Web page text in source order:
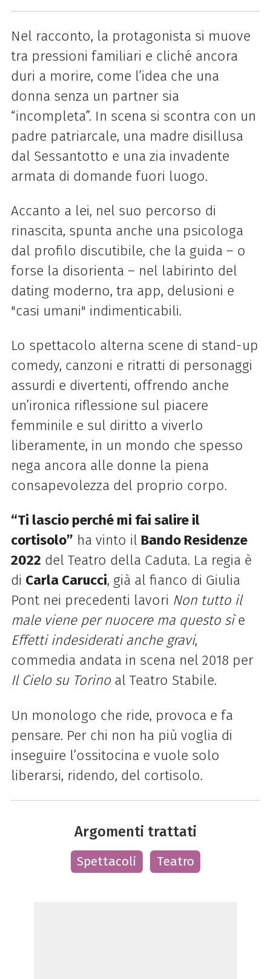
Nel racconto, la protagonista si muove
tra pressioni familiari e cliché ancora
duri a morire, come l’idea che una
donna senza un partner sia
“incompleta”. In scena si scontra con un
padre patriarcale, una madre disillusa
dal Sessantotto e una zia invadente
armata di domande fuori luogo.
Accanto a lei, nel suo percorso di
rinascita, spunta anche una psicologa
dal profilo discutibile, che la guida – o
forse la disorienta – nel labirinto del
dating moderno, tra app, delusioni e
"casi umani" indimenticabili.
Lo spettacolo alterna scene di stand-up
comedy, canzoni e ritratti di personaggi
assurdi e divertenti, offrendo anche
un’ironica riflessione sul piacere
femminile e sul diritto a viverlo
liberamente, in un mondo che spesso
nega ancora alle donne la piena
consapevolezza del proprio corpo.
“Ti lascio perché mi fai salire il
cortisolo” ha vinto il Bando Residenze
2022 del Teatro della Caduta. La regia è
di Carla Carucci, già al fianco di Giulia
Pont nei precedenti lavori Non tutto il
male viene per nuocere ma questo sìe
Effetti indesiderati anche gravi,
commedia andata in scena nel 2018 per
Il Cielo su Torinoal Teatro Stabile.
Un monologo che ride, provoca e fa
pensare. Per chi non ha più voglia di
inseguire l’ossitocina e vuole solo
liberarsi, ridendo, del cortisolo.
Argomenti trattati
Spettacoli Teatro